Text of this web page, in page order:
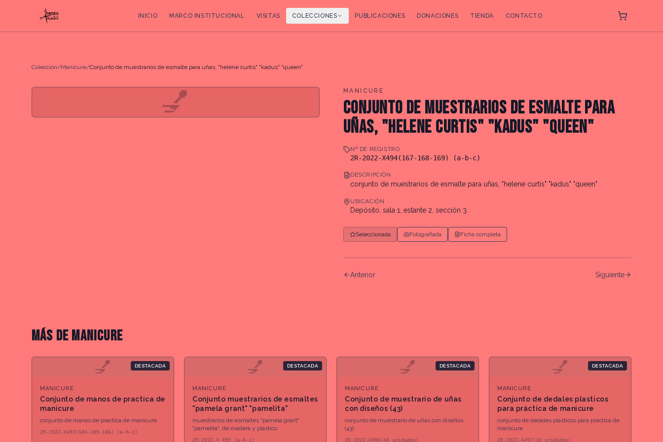
INICIO MARCO INSTITUCIONAL VISITAS COLECCIONES PUBLICACIONES DONACIONES TIENDA CONTACTO
Colección/Manicure/Conjunto de muestrarios de esmalte para uñas, "helene curtis" "kadus" "queen"
💅 MANICURE
CONJUNTO DE MUESTRARIOS DE ESMALTE PARA
UÑAS, "HELENE CURTIS" "KADUS" "QUEEN"
Nº DE REGISTRO
2R-2022-X494(167-168-169) (a-b-c)
DESCRIPCIÓN
conjunto de muestrarios de esmalte para uñas, "helene curtis" "kadus" "queen"
UBICACIÓN
Depósito, sala 1, estante 2, sección 3.
Seleccionada Fotografiada Ficha completa
Anterior Siguiente
MÁS DEMANICURE
💅 DESTACADA
MANICURE
Conjunto de manos de practica de
manicure
conjunto de manos de practica de manicure
2R-2022-X493(184-185-186) (a-b-c)
💅 DESTACADA
MANICURE
Conjunto muestrarios de esmaltes
"pamela grant" "pamelita"
muestrarios de esmaltes "pamela grant"
"pamelita", de madera y plastico
2R-2022-X 495 (a-b-c)
💅 DESTACADA
MANICURE
Conjunto de muestrario de uñas
con diseños (43)
conjunto de muestrario de uñas con diseños
(43)
2R-2022-X496(43 unidades)
💅 DESTACADA
MANICURE
Conjunto de dedales plasticos
para práctica de manicure
conjunto de dedales plasticos para práctica de
manicure
2R-2022-X497(10 unidades)